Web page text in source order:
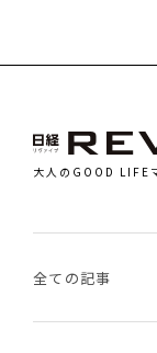
大人のGOOD LIFE
全ての記事